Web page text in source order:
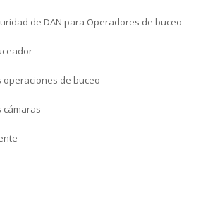
de DAN para Operadores de buceo
operaciones de buceo
cámaras